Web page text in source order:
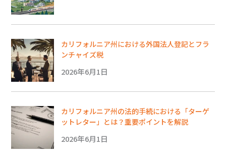
カリフォルニア州における外国法人登記とフラ
ンチャイズ税
2026年6月1日
カリフォルニア州の法的手続における「ターゲ
ットレター」とは？重要ポイントを解説
2026年6月1日